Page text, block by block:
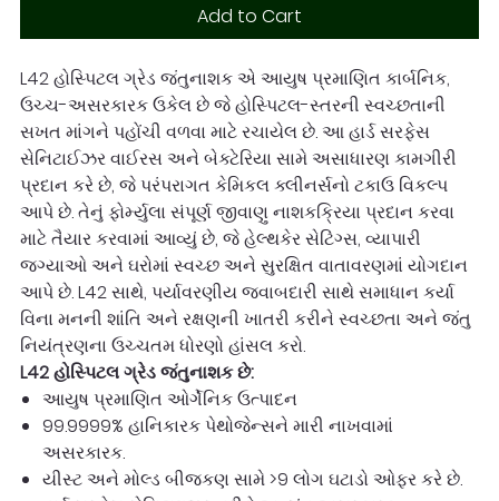
Add to Cart
L42 હોસ્પિટલ ગ્રેડ જંતુનાશક એ આયુષ પ્રમાણિત કાર્બનિક,
ઉચ્ચ-અસરકારક ઉકેલ છે જે હોસ્પિટલ-સ્તરની સ્વચ્છતાની
સખત માંગને પહોંચી વળવા માટે રચાયેલ છે. આ હાર્ડ સરફેસ
સેનિટાઈઝર વાઈરસ અને બેક્ટેરિયા સામે અસાધારણ કામગીરી
પ્રદાન કરે છે, જે પરંપરાગત કેમિકલ ક્લીનર્સનો ટકાઉ વિકલ્પ
આપે છે. તેનું ફોર્મ્યુલા સંપૂર્ણ જીવાણુ નાશકક્રિયા પ્રદાન કરવા
માટે તૈયાર કરવામાં આવ્યું છે, જે હેલ્થકેર સેટિંગ્સ, વ્યાપારી
જગ્યાઓ અને ઘરોમાં સ્વચ્છ અને સુરક્ષિત વાતાવરણમાં યોગદાન
આપે છે. L42 સાથે, પર્યાવરણીય જવાબદારી સાથે સમાધાન કર્યા
વિના મનની શાંતિ અને રક્ષણની ખાતરી કરીને સ્વચ્છતા અને જંતુ
નિયંત્રણના ઉચ્ચતમ ધોરણો હાંસલ કરો.
L42 હોસ્પિટલ ગ્રેડ જંતુનાશક છે:
આયુષ પ્રમાણિત ઓર્ગેનિક ઉત્પાદન
99.9999% હાનિકારક પેથોજેન્સને મારી નાખવામાં
અસરકારક.
યીસ્ટ અને મોલ્ડ બીજકણ સામે >9 લોગ ઘટાડો ઓફર કરે છે.